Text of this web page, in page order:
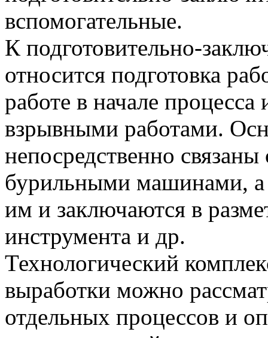
вспомогательные.
К подготовительно-
относится подготовка
работе в начале
взрывными работами.
непосредственно
бурильными машинами, а
им и заключаются в
инструмента и др.
Технологический
выработки можно
отдельных процессов и